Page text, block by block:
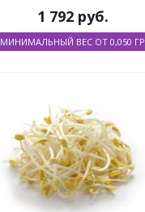
1 792руб.
МИНИМАЛЬНЫЙ ВЕС ОТ 0,050 ГР